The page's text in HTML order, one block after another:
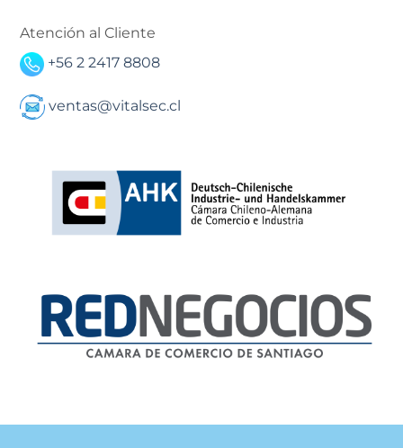
Atención al Cliente
+56 2 2417 8808
ventas@vitalsec.cl